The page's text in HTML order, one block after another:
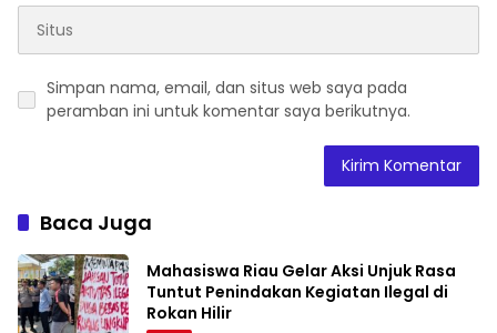
Simpan nama, email, dan situs web saya pada
peramban ini untuk komentar saya berikutnya.
Baca Juga
Mahasiswa Riau Gelar Aksi Unjuk Rasa
Tuntut Penindakan Kegiatan Ilegal di
Rokan Hilir